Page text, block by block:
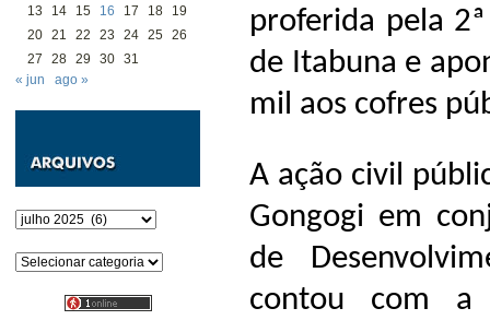
13
14 15 16 17 18
19
20 21 22 23 24 25 26
27
28 29 30 31
« jun
ago »
Arquivos
Categorias
proferida pela
de Itabuna e
mil aos cofres
A ação civil
Gongogi em
de
contou com a